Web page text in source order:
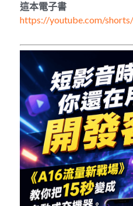
這本電子書
https://youtube.com/